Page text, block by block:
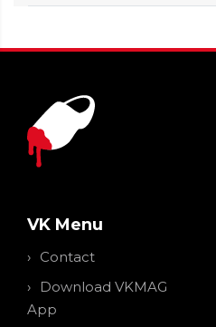
VK Menu
Contact
Download VKMAG
App